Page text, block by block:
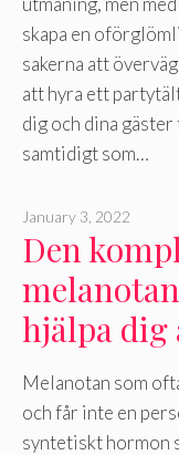
skapa en
sakerna att
att hyra ett
dig och dina
samtidigt som…
Den
hjälpa dig
January 3, 2022
Melanotan som
och får inte en
syntetiskt hormon